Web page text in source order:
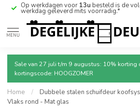
Op werkdagen voor 13u besteld is de
werkdag geleverd mits voorradig.*
MENU
Sale van 27 juli t/m 9 augustus: 10% korting
kortingscode: HOOGZOMER
Home /
Dubbele stalen schuifdeur
Vlaks rond - Mat glas